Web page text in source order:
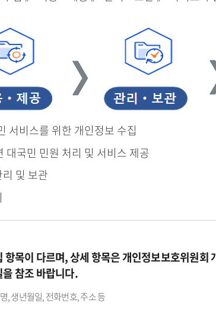
서비스를 위한 개인정보 수집
대국민 민원 처리 및 서비스 제공
및 보관
항목이 다르며, 상세 항목은 개인정보보호위원회
참조 바랍니다.
, 생년월일, 전화번호, 주소 등